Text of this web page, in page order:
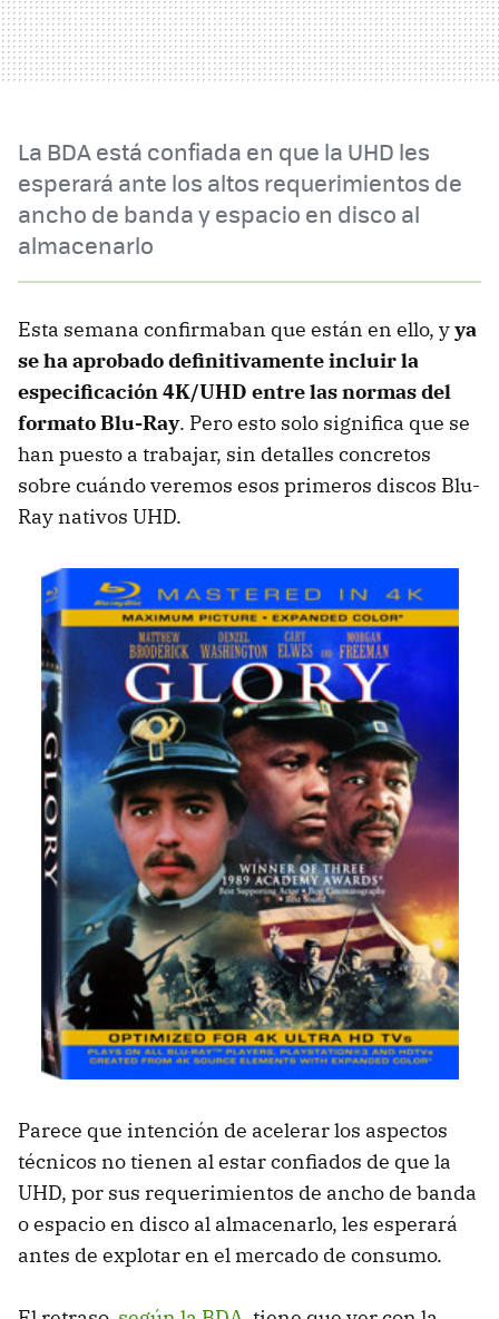
La BDA está confiada en que la UHD les
esperará ante los altos requerimientos de
ancho de banda y espacio en disco al
almacenarlo
Esta semana confirmaban que están en ello, yya
se ha aprobado definitivamente incluir la
especificación 4K/UHD entre las normas del
formato Blu-Ray. Pero esto solo significa que se
han puesto a trabajar, sin detalles concretos
sobre cuándo veremos esos primeros discos Blu-
Ray nativos UHD.
Parece que intención de acelerar los aspectos
técnicos no tienen al estar confiados de que la
UHD, por sus requerimientos de ancho de banda
o espacio en disco al almacenarlo, les esperará
antes de explotar en el mercado de consumo.